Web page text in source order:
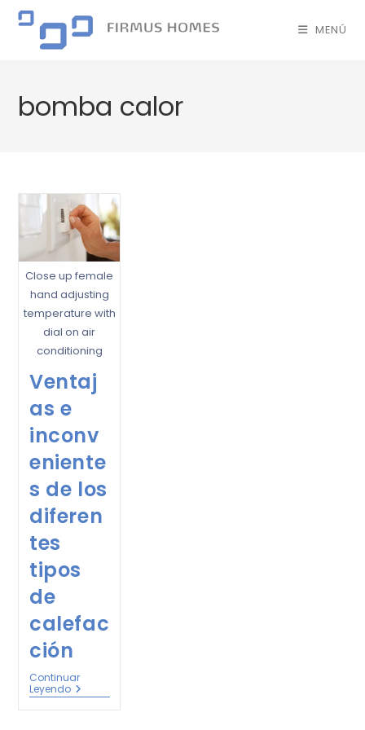
MENÚ
bomba calor
Close up female
hand adjusting
temperature with
dial on air
conditioning
Ventaj
as e
inconv
eniente
s de los
diferen
tes
tipos
de
calefac
ción
Continuar
Leyendo